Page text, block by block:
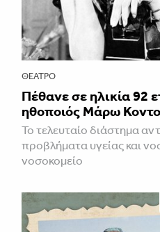
ΘΈΑΤΡΟ
Πέθανε σε ηλικία 92
ηθοποιός Μάρω
Το τελευταίο διάστημα
προβλήματα υγείας και
νοσοκομείο